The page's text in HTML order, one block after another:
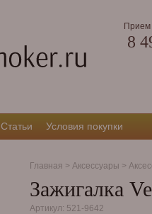
Прием
8
Статьи Условия покупки
Главная > Аксессуары >
Зажигалка
Артикул: 521-9642